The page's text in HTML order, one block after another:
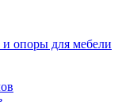
опоры для мебели